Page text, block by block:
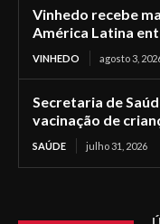
Vinhedo recebe
América Latina
VINHEDO agosto 3,
Secretaria de
vacinação de
SAÚDE julho 31, 2026